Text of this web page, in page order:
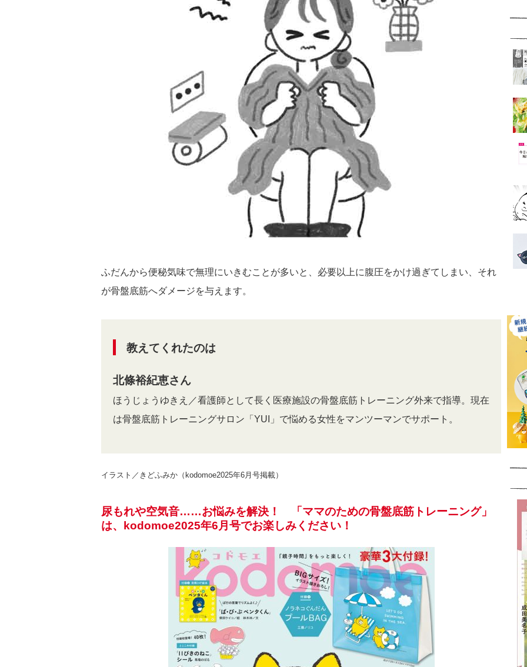
ふだんから便秘気味で無理にいきむことが多いと、必要以上に腹圧をかけ過ぎてしまい、それ
が骨盤底筋へダメージを与えます。
教えてくれたのは
北條裕紀恵さん
ほうじょうゆきえ／看護師として長く医療施設の骨盤底筋トレーニング外来で指導。現在
は骨盤底筋トレーニングサロン「YUI」で悩める女性をマンツーマンでサポート。
イラスト／きどふみか（kodomoe2025年6月号掲載）
尿もれや空気音……お悩みを解決！ 「ママのための骨盤底筋トレーニング」
は、kodomoe2025年6月号でお楽しみください！